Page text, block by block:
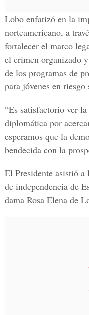
Lobo enfatizó en la
norteamericano, a
fortalecer el marco
el crimen organizado
de los programas de
para jóvenes en riesgo
“Es satisfactorio ver
diplomática por
esperamos que la
bendecida con la
El Presidente asistió a
de independencia de
dama Rosa Elena de